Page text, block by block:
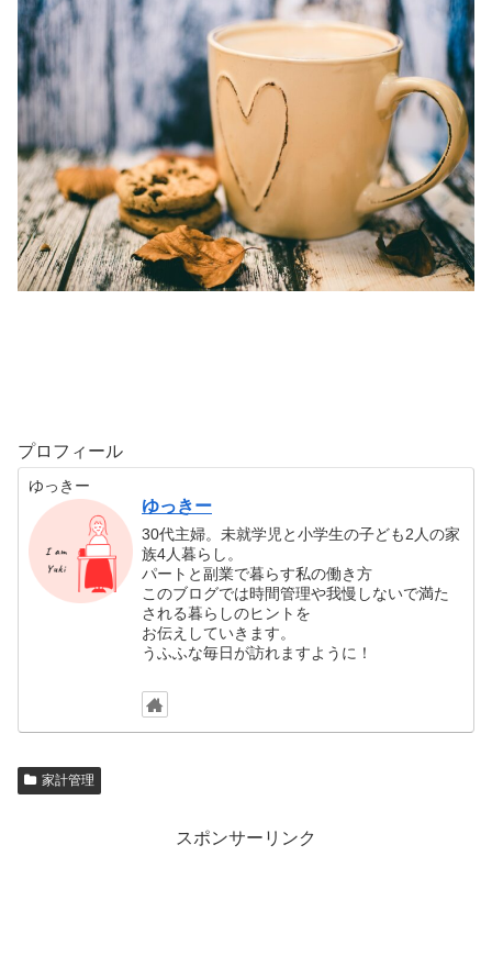
プロフィール
ゆっきー
ゆっきー
30代主婦。未就学児と小学生の子ども2人の家
族4人暮らし。
パートと副業で暮らす私の働き方
このブログでは時間管理や我慢しないで満た
される暮らしのヒントを
お伝えしていきます。
うふふな毎日が訪れますように！
家計管理
スポンサーリンク